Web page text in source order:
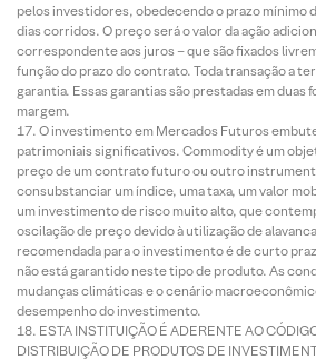
pelos investidores, obedecendo o prazo mínimo
dias corridos. O preço será o valor da ação
correspondente aos juros – que são fixados
função do prazo do contrato. Toda transação a
garantia. Essas garantias são prestadas em duas
margem.
O investimento em Mercados Futuros
patrimoniais significativos. Commodity é um
preço de um contrato futuro ou outro
consubstanciar um índice, uma taxa, um valor
um investimento de risco muito alto, que
oscilação de preço devido à utilização de
recomendada para o investimento é de curto
não está garantido neste tipo de produto. As
mudanças climáticas e o cenário
desempenho do investimento.
ESTA INSTITUIÇÃO É ADERENTE AO
DISTRIBUIÇÃO DE PRODUTOS DE